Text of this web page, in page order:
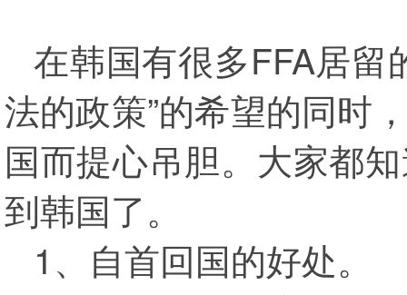
在韩国有很多FFA居留
法的政策”的希望的同时
国而提心吊胆。大家都
到韩国了。
1、自首回国的好处。